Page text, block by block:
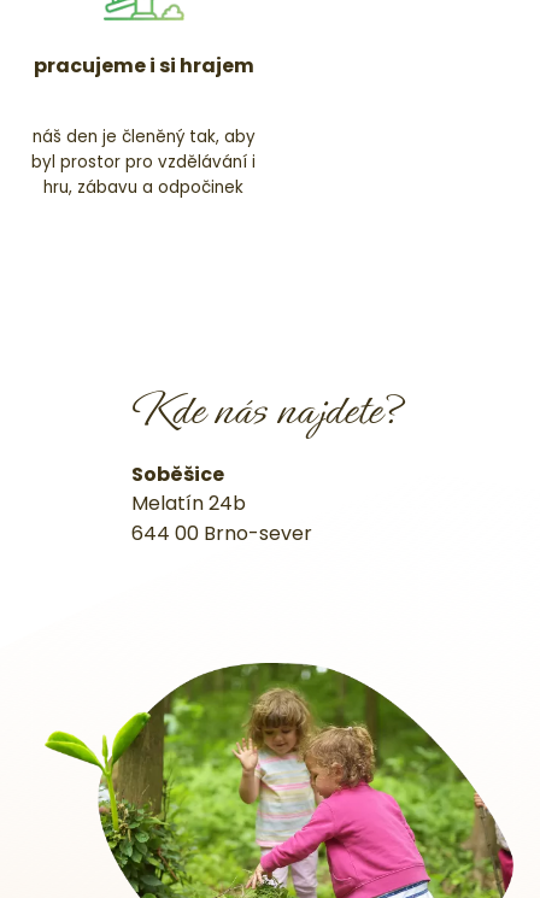
pracujeme i si hrajem
náš den je členěný tak, aby
byl prostor pro vzdělávání i
hru, zábavu a odpočinek
Kde nás najdete?
Soběšice
Melatín 24b
644 00 Brno-sever